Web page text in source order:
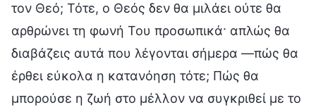
τον Θεό; Τότε, ο Θεός δεν θα μιλάει ούτε θα
αρθρώνει τη φωνή Του προσωπικά· απλώς θα
διαβάζεις αυτά που λέγονται σήμερα —πώς θα
έρθει εύκολα η κατανόηση τότε; Πώς θα
μπορούσε η ζωή στο μέλλον να συγκριθεί με το